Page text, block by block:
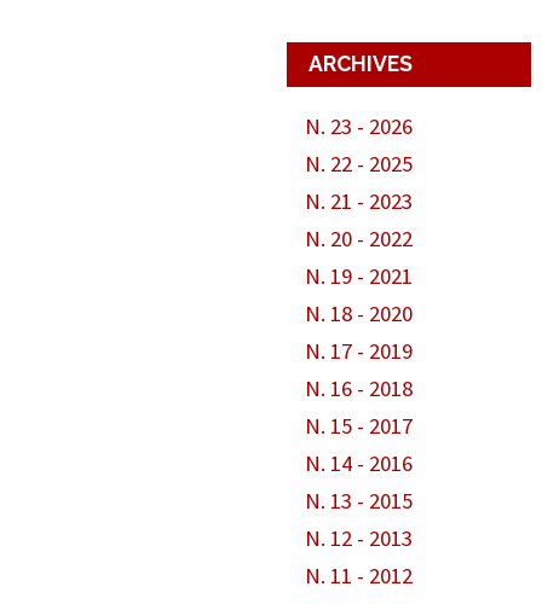
ARCHIVES
N. 23 - 2026
N. 22 - 2025
N. 21 - 2023
N. 20 - 2022
N. 19 - 2021
N. 18 - 2020
N. 17 - 2019
N. 16 - 2018
N. 15 - 2017
N. 14 - 2016
N. 13 - 2015
N. 12 - 2013
N. 11 - 2012